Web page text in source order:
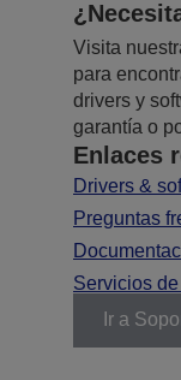
Visita
para
drivers y
garantía o
Enlaces
Drivers &
Preguntas
Servicios
Ir a